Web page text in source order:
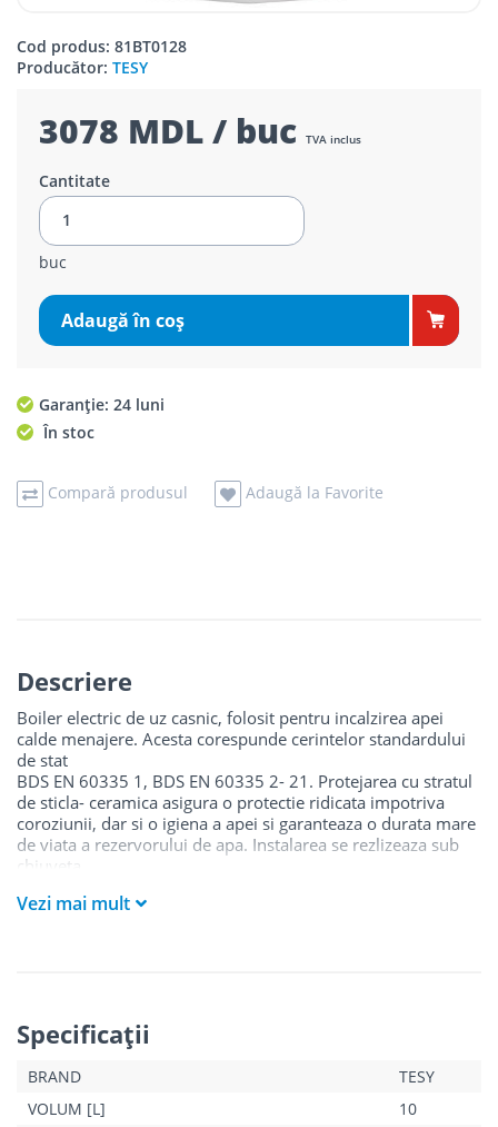
Cod produs: 81BT0128
Producător: TESY
3078 MDL / buc TVA inclus
Cantitate
buc
Adaugă în coş
Garanție: 24 luni
În stoc
Compară produsul Adaugă la Favorite
Descriere
Boiler electric de uz casnic, folosit pentru incalzirea apei
calde menajere. Acesta corespunde cerintelor standardului
de stat
BDS EN 60335 1, BDS EN 60335 2- 21. Protejarea cu stratul
de sticla- ceramica asigura o protectie ridicata impotriva
coroziunii, dar si o igiena a apei si garanteaza o durata mare
de viata a rezervorului de apa. Instalarea se rezlizeaza sub
chiuveta.
Butonul de comanda este prevazut si cu pozitia contra
Vezi mai mult
Specificaţii
BRAND
TESY
VOLUM [L]
10